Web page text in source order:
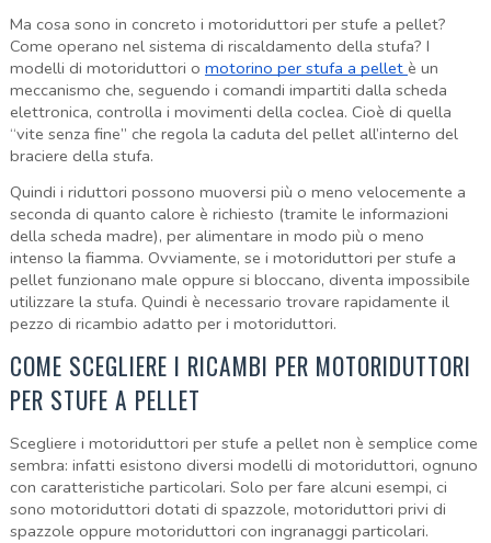
Ma cosa sono in concreto i motoriduttori per stufe a pellet?
Come operano nel sistema di riscaldamento della stufa? I
modelli di motoriduttori o motorino per stufa a pellet è un
meccanismo che, seguendo i comandi impartiti dalla scheda
elettronica, controlla i movimenti della coclea. Cioè di quella
“vite senza fine” che regola la caduta del pellet all’interno del
braciere della stufa.
Quindi i riduttori possono muoversi più o meno velocemente a
seconda di quanto calore è richiesto (tramite le informazioni
della scheda madre), per alimentare in modo più o meno
intenso la fiamma. Ovviamente, se i motoriduttori per stufe a
pellet funzionano male oppure si bloccano, diventa impossibile
utilizzare la stufa. Quindi è necessario trovare rapidamente il
pezzo di ricambio adatto per i motoriduttori.
COME SCEGLIERE I RICAMBI PER MOTORIDUTTORI
PER STUFE A PELLET
Scegliere i motoriduttori per stufe a pellet non è semplice come
sembra: infatti esistono diversi modelli di motoriduttori, ognuno
con caratteristiche particolari. Solo per fare alcuni esempi, ci
sono motoriduttori dotati di spazzole, motoriduttori privi di
spazzole oppure motoriduttori con ingranaggi particolari.